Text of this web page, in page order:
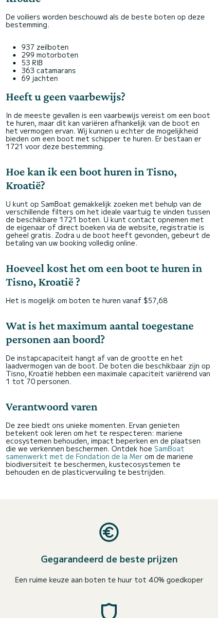
De voiliers worden beschouwd als de beste boten op deze
bestemming.
937 zeilboten
299 motorboten
53 RIB
363 catamarans
69 jachten
Heeft u geen vaarbewijs?
In de meeste gevallen is een vaarbewijs vereist om een boot
te huren, maar dit kan variëren afhankelijk van de boot en
het vermogen ervan. Wij kunnen u echter de mogelijkheid
bieden om een boot met schipper te huren. Er bestaan er
1721 voor deze bestemming.
Hoe kan ik een boot huren in Tisno,
Kroatië?
U kunt op SamBoat gemakkelijk zoeken met behulp van de
verschillende filters om het ideale vaartuig te vinden tussen
de beschikbare 1721 boten. U kunt contact opnemen met
de eigenaar of direct boeken via de website, registratie is
geheel gratis. Zodra u de boot heeft gevonden, gebeurt de
betaling van uw booking volledig online.
Hoeveel kost het om een boot te huren in
Tisno, Kroatië ?
Het is mogelijk om boten te huren vanaf $57,68
Wat is het maximum aantal toegestane
personen aan boord?
De instapcapaciteit hangt af van de grootte en het
laadvermogen van de boot. De boten die beschikbaar zijn op
Tisno, Kroatië hebben een maximale capaciteit variërend van
1 tot 70 personen.
Verantwoord varen
De zee biedt ons unieke momenten. Ervan genieten
betekent ook leren om het te respecteren: mariene
ecosystemen behouden, impact beperken en de plaatsen
die we verkennen beschermen. Ontdek hoe SamBoat
samenwerkt met de Fondation de la Mer om de mariene
biodiversiteit te beschermen, kustecosystemen te
behouden en de plasticvervuiling te bestrijden.
Gegarandeerd de beste prijzen
Een ruime keuze aan boten te huur tot 40% goedkoper